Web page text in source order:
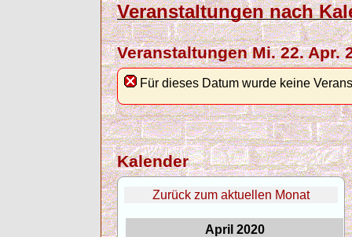
Veranstaltungen nach
Veranstaltungen Mi. 22. Apr.
Für dieses Datum wurde keine
Kalender
Zurück zum aktuellen Monat
April 2020